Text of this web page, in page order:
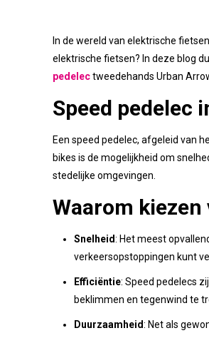
In de wereld van elektrische
elektrische fietsen? In deze blog
pedelectweedehands Urban
Speed pedelec
Een speed pedelec, afgeleid van
bikes is de mogelijkheid om
stedelijke omgevingen.
Waarom kiezen
Snelheid: Het meest
verkeersopstoppingen kunt
Efficiëntie: Speed pedelecs
beklimmen en tegenwind te
Duurzaamheid: Net als